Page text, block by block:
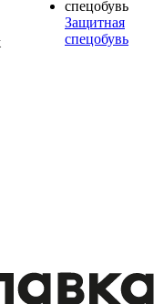
Защитная
спецобувь